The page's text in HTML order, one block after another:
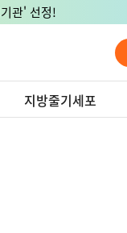
관' 선정!
지방줄기세포